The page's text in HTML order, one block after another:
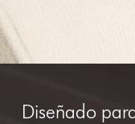
Diseñado